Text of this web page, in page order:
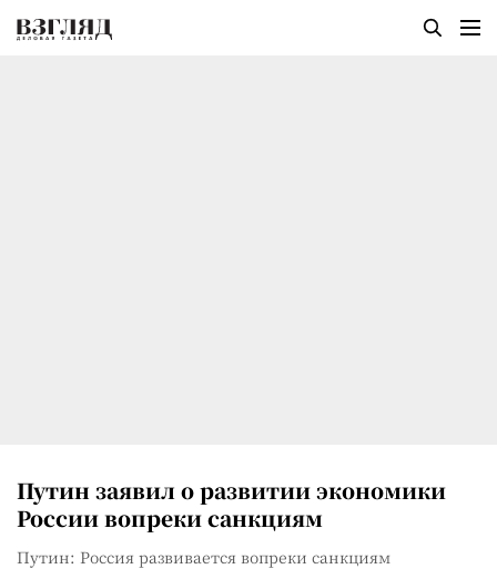
Путин заявил о развитии экономики
России вопреки санкциям
Путин: Россия развивается вопреки санкциям